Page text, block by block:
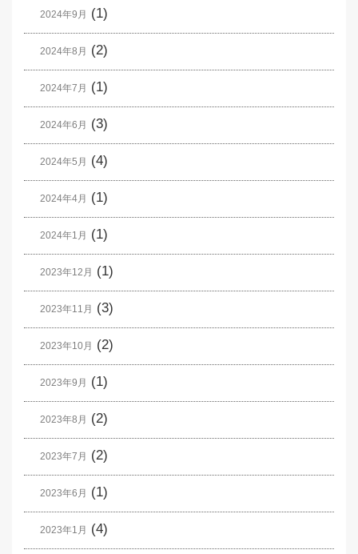
2024年9月 (1)
2024年8月 (2)
2024年7月 (1)
2024年6月 (3)
2024年5月 (4)
2024年4月 (1)
2024年1月 (1)
2023年12月 (1)
2023年11月 (3)
2023年10月 (2)
2023年9月 (1)
2023年8月 (2)
2023年7月 (2)
2023年6月 (1)
2023年1月 (4)